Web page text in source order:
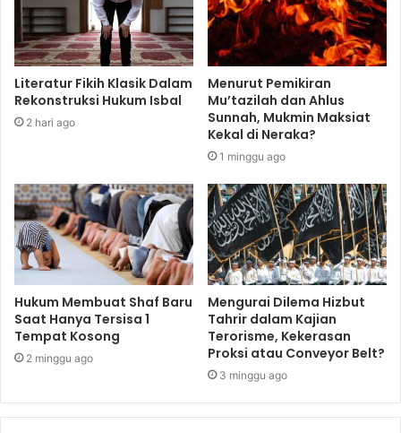
Literatur Fikih Klasik Dalam
Rekonstruksi Hukum Isbal
2 hari ago
Menurut Pemikiran
Mu’tazilah dan Ahlus
Sunnah, Mukmin Maksiat
Kekal di Neraka?
1 minggu ago
Hukum Membuat Shaf Baru
Saat Hanya Tersisa 1
Tempat Kosong
2 minggu ago
Mengurai Dilema Hizbut
Tahrir dalam Kajian
Terorisme, Kekerasan
Proksi atau Conveyor Belt?
3 minggu ago